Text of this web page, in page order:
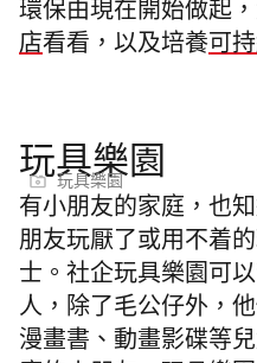
環保由現在開始做起
店看看，以及培養可
玩具樂園
玩具樂園
有小朋友的家庭，也
朋友玩厭了或用不着
士。社企玩具樂園可
人，除了毛公仔外，
漫畫書、動畫影碟等